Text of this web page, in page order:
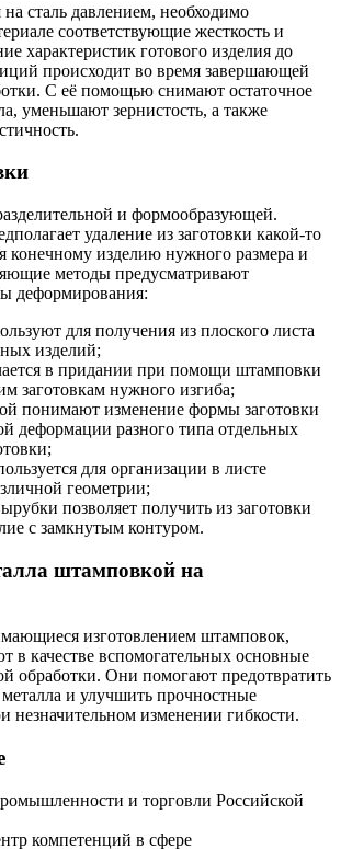
сталь давлением, необходимо
соответствующие жесткость и
характеристик готового изделия до
происходит во время завершающей
С её помощью снимают остаточное
уменьшают зернистость, а также
и формообразующей.
удаление из заготовки какой-то
конечному изделию нужного размера и
методы предусматривают
деформирования:
для получения из плоского листа
изделий;
в придании при помощи штамповки
заготовкам нужного изгиба;
понимают изменение формы заготовки
деформации разного типа отдельных
для организации в листе
геометрии;
позволяет получить из заготовки
с замкнутым контуром.
штамповкой на
изготовлением штамповок,
в качестве вспомогательных основные
обработки. Они помогают предотвратить
и улучшить прочностные
незначительном изменении гибкости.